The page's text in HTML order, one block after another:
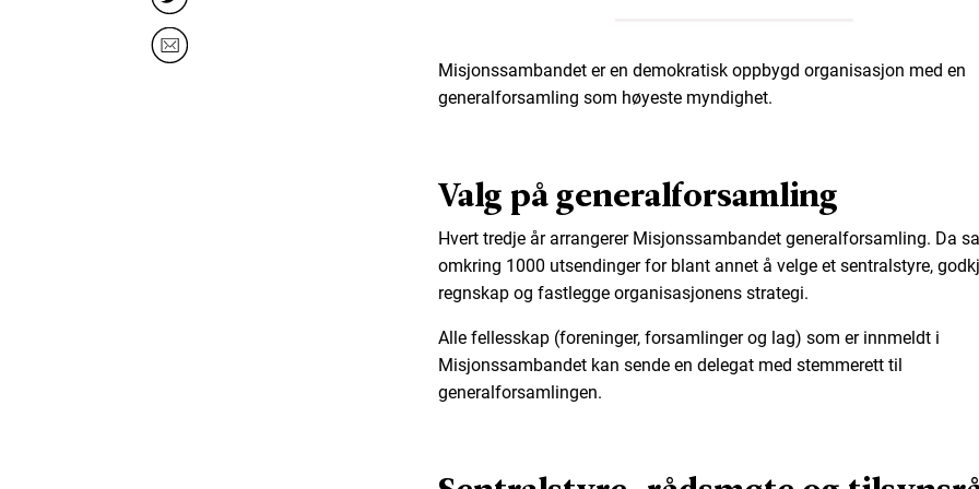
Misjonssambandet er en demokratisk oppbygd organisasjon med en
generalforsamling som høyeste myndighet.
Valg på generalforsamling
Hvert tredje år arrangerer Misjonssambandet generalforsamling. Da
omkring 1000 utsendinger for blant annet å velge et sentralstyre,
regnskap og fastlegge organisasjonens strategi.
Alle fellesskap (foreninger, forsamlinger og lag) som er innmeldt i
Misjonssambandet kan sende en delegat med stemmerett til
generalforsamlingen.